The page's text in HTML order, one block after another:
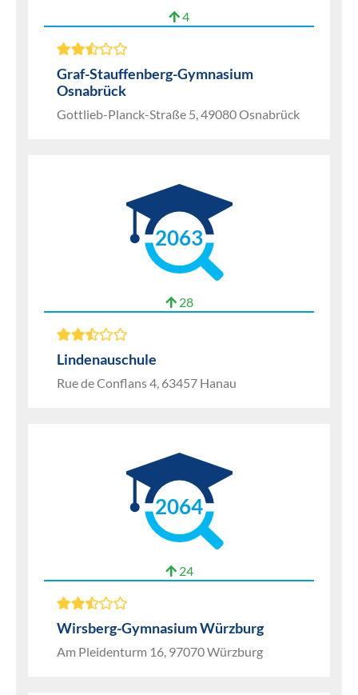
4
Graf-Stauffenberg-Gymnasium
Osnabrück
Gottlieb-Planck-Straße 5, 49080 Osnabrück
2063
28
Lindenauschule
Rue de Conflans 4, 63457 Hanau
2064
24
Wirsberg-Gymnasium Würzburg
Am Pleidenturm 16, 97070 Würzburg